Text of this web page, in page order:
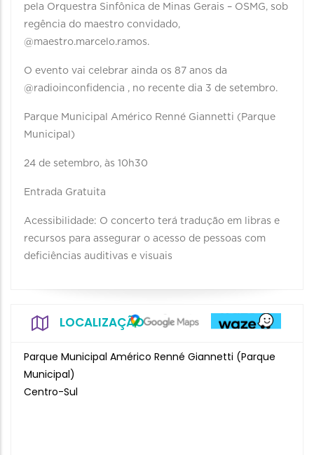
pela Orquestra Sinfônica de Minas Gerais – OSMG, sob
regência do maestro convidado,
@maestro.marcelo.ramos.
O evento vai celebrar ainda os 87 anos da
@radioinconfidencia , no recente dia 3 de setembro.
Parque Municipal Américo Renné Giannetti (Parque
Municipal)
24 de setembro, às 10h30
Entrada Gratuita
Acessibilidade: O concerto terá tradução em libras e
recursos para assegurar o acesso de pessoas com
deficiências auditivas e visuais
LOCALIZAÇÃO
Parque Municipal Américo Renné Giannetti (Parque
Municipal)
Centro-Sul